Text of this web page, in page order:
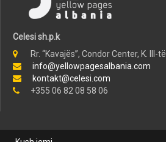
Celesi sh.p.k
Rr. “Kavajës”, Condor Center, K. III-të
info@yellowpagesalbania.com
kontakt@celesi.com
+355 06 82 08 58 06